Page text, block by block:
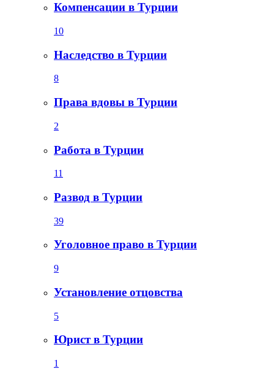
Компенсации в Турции
10
Наследство в Турции
8
Права вдовы в Турции
2
Работа в Турции
11
Развод в Турции
39
Уголовное право в Турции
9
Установление отцовства
5
Юрист в Турции
1